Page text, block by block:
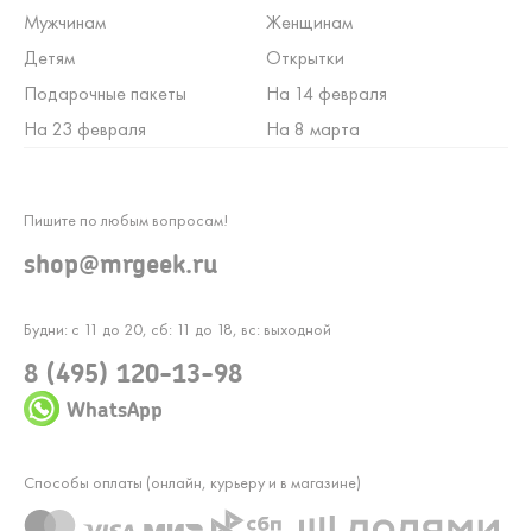
Мужчинам
Женщинам
Детям
Открытки
Подарочные пакеты
На 14 февраля
На 23 февраля
На 8 марта
Будни: с 11 до 20, сб: 11 до 18, вс: выходной
8 (495) 120-13-98
WhatsApp
Пишите по любым вопросам!
shop@mrgeek.ru
Способы оплаты (онлайн, курьеру и в магазине)